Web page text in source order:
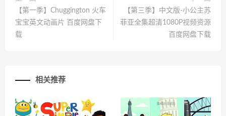
【第一季】Chuggington 火车
宝宝英文动画片 百度网盘下
载
【第三季】中文版-小公主苏
菲亚全集超清1080P视频资源
百度网盘下载
相关推荐